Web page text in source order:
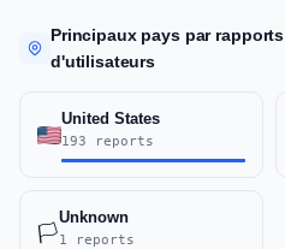
Principaux pays par rapports
d'utilisateurs
United States
193 reports
🏳️
Unknown
1 reports